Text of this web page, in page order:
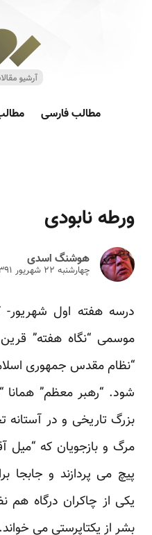
مطالب فارسی
ورطه نابودی
هوشنگ اسدی
چهارشنبه ۲۲ شهريور ۱۳۹۱
درسه هفته اول
موسمی “نگاه هفته”
“نظام مقدس جمهوری
شود. “رهبر معظم” همانا
بزرگ تاریخی و در
مرگ و بازجویان که “میل
پیچ می پردازند و
یکی از چاکران درگاه هم
بشر از یکتاپرستی می خواند.